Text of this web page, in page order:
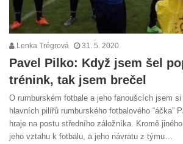
Lenka Trégrová 31. 5. 2020
Pavel Pilko: Když jsem šel
trénink, tak jsem brečel
O rumburském fotbale a jeho fanoušcích jsem
hlavních pilířů rumburského fotbalového “áčka”
hraje na postu středního záložníka. Kromě
jeho vztahu k fotbalu, a jeho návratu z týmu…